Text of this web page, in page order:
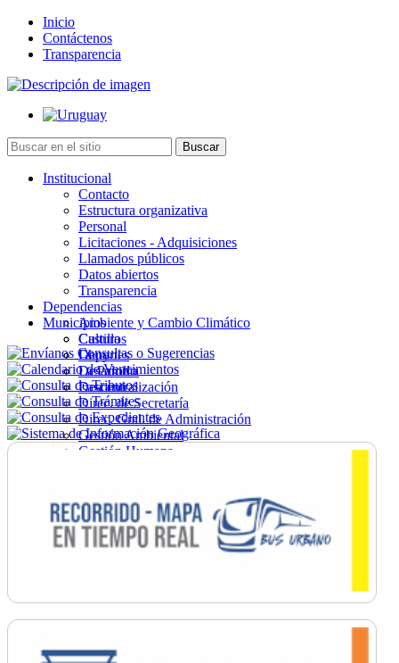
Inicio
Contáctenos
Transparencia
Institucional
Contacto
Estructura organizativa
Personal
Licitaciones - Adquisiciones
Llamados públicos
Datos abiertos
Transparencia
Dependencias
Ambiente y Cambio Climático
Cultura
Deportes
Desarrollo
Descentralización
Direc. de Secretaría
Direc. Gral. de Administración
Gestión Ambiental
Gestión Humana
Ordenamiento
Promoción Social
Salud
Secretaría General
Municipios
Castillos
Chuy
La Paloma
Lascano